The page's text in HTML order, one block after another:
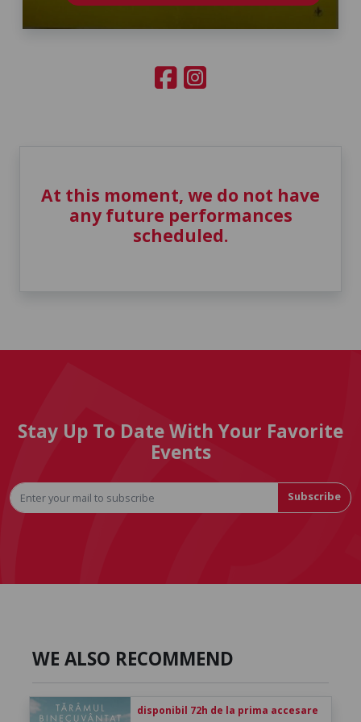
At this moment, we do not have
any future performances
scheduled.
Stay Up To Date With Your Favorite
Events
Subscribe
WE ALSO RECOMMEND
disponibil 72h de la prima accesare